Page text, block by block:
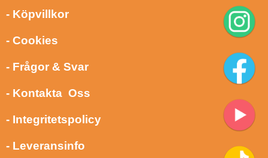
- Köpvillkor
- Cookies
- Frågor & Svar
- Kontakta Oss
- Integritetspolicy
- Leveransinfo